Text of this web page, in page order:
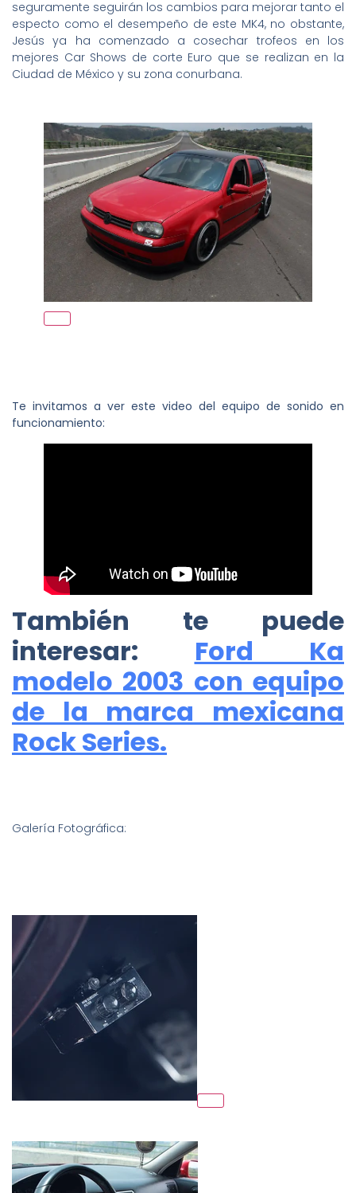
seguramente seguirán los cambios para mejorar tanto el
especto como el desempeño de este MK4, no obstante,
Jesús ya ha comenzado a cosechar trofeos en los
mejores Car Shows de corte Euro que se realizan en la
Ciudad de México y su zona conurbana.
Te invitamos a ver este video del equipo de sonido en
funcionamiento:
También te puede
interesar: Ford Ka
modelo 2003 con equipo
de la marca mexicana
Rock Series.
Galería Fotográfica: